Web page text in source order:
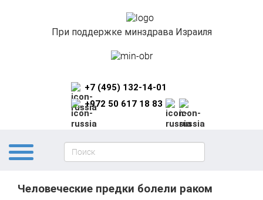
При поддержке минздрава Израиля
+7 (495) 132-14-01
+972 50 617 18 83
Человеческие предки болели раком